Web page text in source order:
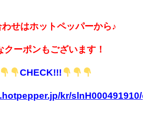
せはホットペッパーから♪
クーポンもございます！
CHECK!!!
kr/slnH000491910/